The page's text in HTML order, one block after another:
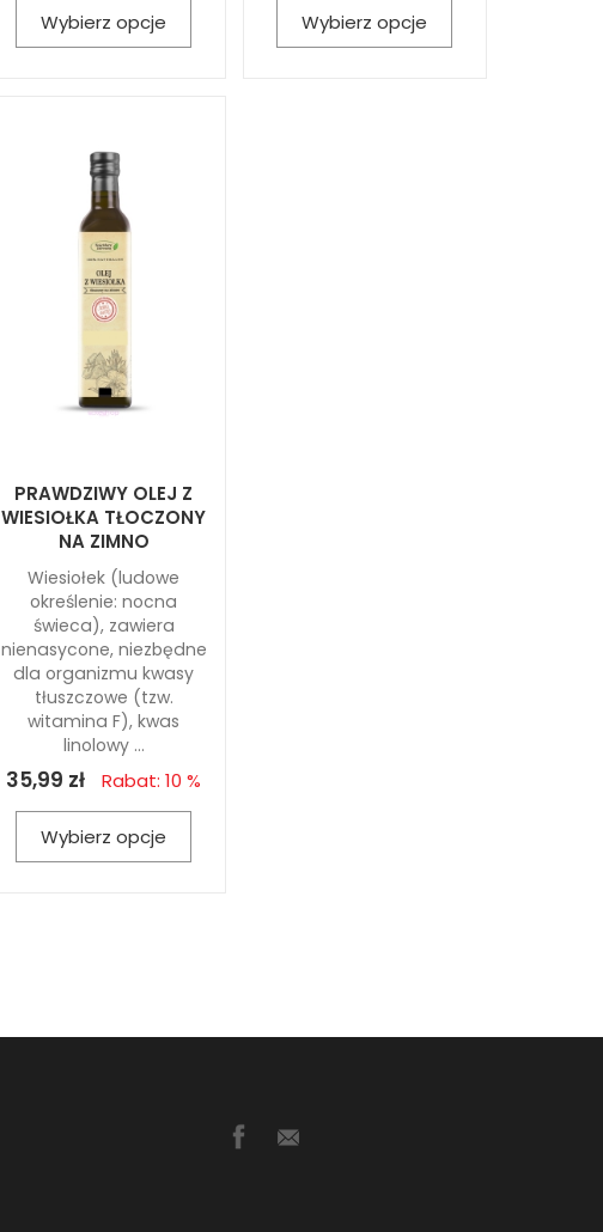
Wybierz opcje Wybierz opcje
PRAWDZIWY OLEJ Z
WIESIOŁKA TŁOCZONY
NA ZIMNO
Wiesiołek (ludowe
określenie: nocna
świeca), zawiera
nienasycone, niezbędne
dla organizmu kwasy
tłuszczowe (tzw.
witamina F), kwas
linolowy ...
35,99 zł Rabat: 10 %
Wybierz opcje